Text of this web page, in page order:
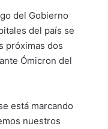
del Gobierno
del país se
próximas dos
Ómicron del
está marcando
nuestros